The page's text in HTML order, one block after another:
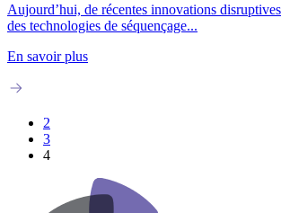
Aujourd’hui, de récentes innovations
des technologies de séquençage...
En savoir plus
2
3
4